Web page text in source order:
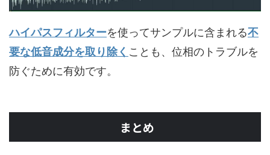
ハイパスフィルターを使ってサンプルに含まれる不
要な低音成分を取り除く ことも、位相のトラブルを
防ぐために有効です。
まとめ